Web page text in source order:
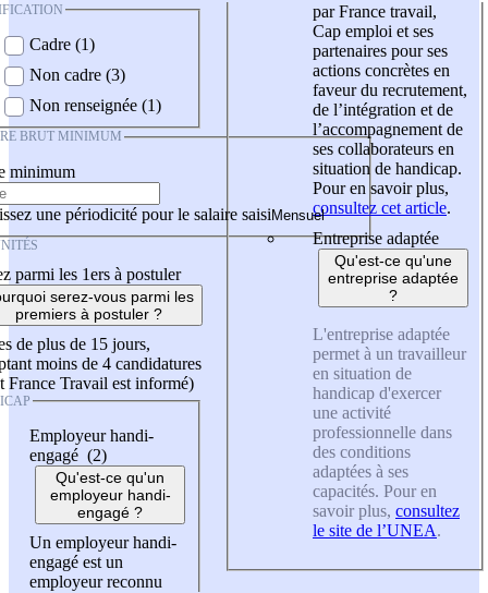
Cadre (1)
Non cadre (3)
Non renseignée (1)
BRUT MINIMUM
minimum
une périodicité pour le salaire saisi
parmi les 1ers à postuler
serez-vous parmi les
premiers à postuler ?
de plus de 15 jours,
moins de 4 candidatures
France Travail est informé)
Employeur handi-
engagé (2)
Qu'est-ce qu'un
employeur handi-
engagé ?
Un employeur handi-
engagé est un
employeur reconnu
par France travail,
Cap emploi et ses
partenaires pour ses
actions concrètes en
faveur du recrutement,
de l’intégration et de
l’accompagnement de
ses collaborateurs en
situation de handicap.
Pour en savoir plus,
consultez cet article.
Entreprise adaptée
Qu'est-ce qu'une
entreprise adaptée
?
L'entreprise adaptée
permet à un travailleur
en situation de
handicap d'exercer
une activité
professionnelle dans
des conditions
adaptées à ses
capacités. Pour en
savoir plus, consultez
le site de l’UNEA.